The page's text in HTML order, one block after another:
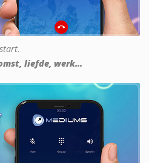
liefde, werk...